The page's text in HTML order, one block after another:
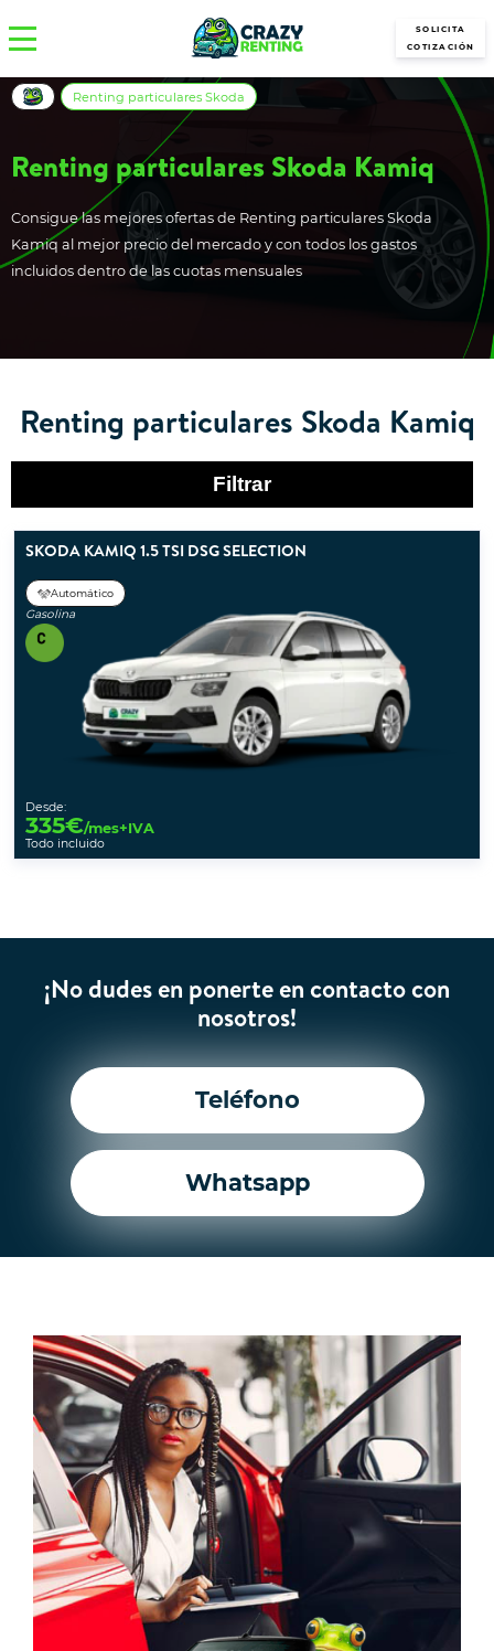
SOLICITA
COTIZACIÓN
Renting particulares Skoda Kamiq
Consigue las mejores ofertas de Renting particulares Skoda
Kamiq al mejor precio del mercado y con todos los gastos
incluidos dentro de las cuotas mensuales
Renting particulares Skoda
Renting particulares Skoda Kamiq
Filtrar
SKODA KAMIQ 1.5 TSI DSG SELECTION
Automático
Gasolina
Desde:
335€/mes+IVA
Todo incluido
¡No dudes en ponerte en contacto con
nosotros!
Teléfono
Whatsapp